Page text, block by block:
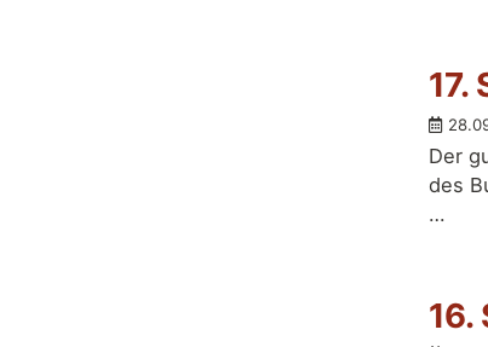
17.
Der
des
…
16.